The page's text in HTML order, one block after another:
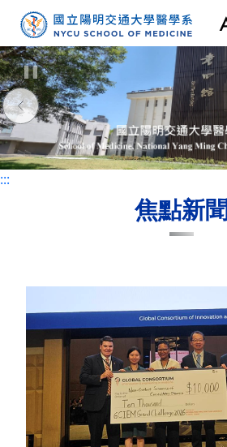
:::
:::
焦點新聞